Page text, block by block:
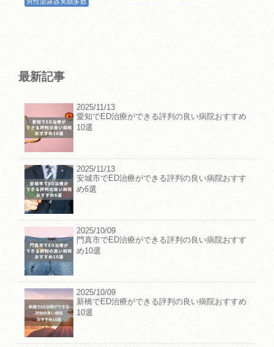
最新記事
2025/11/13
愛知でED治療ができる評判の良い病院おすすめ
10選
2025/11/13
安城市でED治療ができる評判の良い病院おすす
め6選
2025/10/09
門真市でED治療ができる評判の良い病院おすす
め10選
2025/10/09
新橋でED治療ができる評判の良い病院おすすめ
10選